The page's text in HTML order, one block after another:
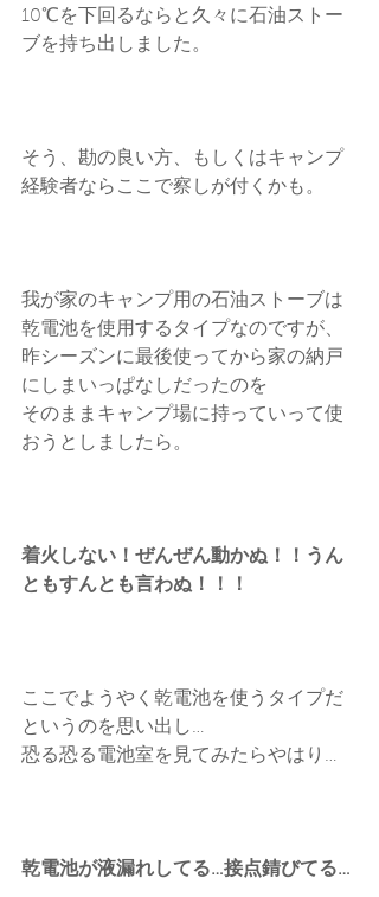
10℃を下回るならと久々に石油ストー
ブを持ち出しました。
そう、勘の良い方、もしくはキャンプ
経験者ならここで察しが付くかも。
我が家のキャンプ用の石油ストーブは
乾電池を使用するタイプなのですが、
昨シーズンに最後使ってから家の納戸
にしまいっぱなしだったのを
そのままキャンプ場に持っていって使
おうとしましたら。
着火しない！ぜんぜん動かぬ！！うん
ともすんとも言わぬ！！！
ここでようやく乾電池を使うタイプだ
というのを思い出し…
恐る恐る電池室を見てみたらやはり…
乾電池が液漏れしてる…接点錆びてる…